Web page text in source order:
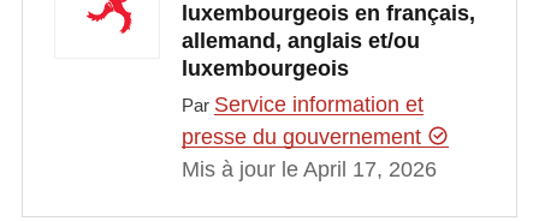
luxembourgeois en français,
allemand, anglais et/ou
luxembourgeois
Par Service information et
presse du gouvernement
Mis à jour le April 17, 2026